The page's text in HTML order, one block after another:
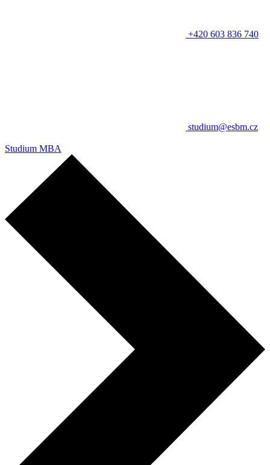
+420 603 836 740
studium@esbm.cz
Studium MBA